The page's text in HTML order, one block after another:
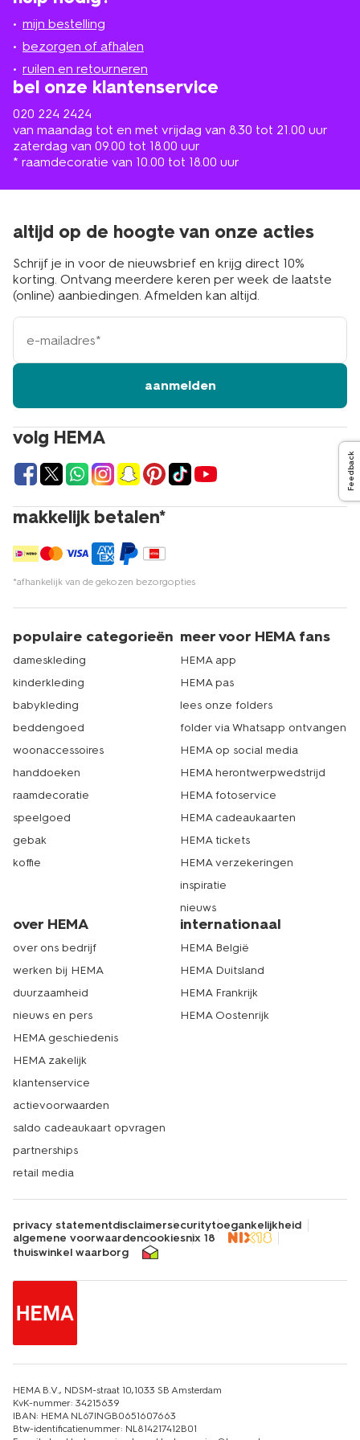
mijn bestelling
bezorgen of afhalen
ruilen en retourneren
bel onze klantenservice
020 224 2424
van maandag tot en met vrijdag van 8.30 tot 21.00 uur
zaterdag van 09.00 tot 18.00 uur
* raamdecoratie van 10.00 tot 18.00 uur
in
de
buurt
volg HEMA
makkelijk betalen*
*afhankelijk van de gekozen bezorgopties
altijd op de hoogte van onze acties
Schrijf je in voor de nieuwsbrief en krijg direct 10%
korting. Ontvang meerdere keren per week de laatste
(online) aanbiedingen. Afmelden kan altijd.
e-
mailadres
aanmelden
populaire categorieën
dameskleding
kinderkleding
babykleding
beddengoed
woonaccessoires
handdoeken
raamdecoratie
speelgoed
gebak
koffie
meer voor HEMA fans
HEMA app
HEMA pas
lees onze folders
folder via Whatsapp ontvangen
HEMA op social media
HEMA herontwerpwedstrijd
HEMA fotoservice
HEMA cadeaukaarten
HEMA tickets
HEMA verzekeringen
inspiratie
nieuws
over HEMA
over ons bedrijf
werken bij HEMA
duurzaamheid
nieuws en pers
HEMA geschiedenis
HEMA zakelijk
klantenservice
actievoorwaarden
saldo cadeaukaart opvragen
partnerships
retail media
internationaal
HEMA België
HEMA Duitsland
HEMA Frankrijk
HEMA Oostenrijk
privacy statementdisclaimersecuritytoegankelijkheid
algemene voorwaardencookiesnix 18
thuiswinkel waarborg
HEMA B.V., NDSM-straat 10,1033 SB Amsterdam
KvK-nummer: 34215639
IBAN: HEMA NL67INGB0651607663
Btw-identificatienummer: NL814217412B01
Feedback